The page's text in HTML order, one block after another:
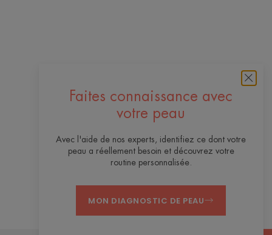
Faites connaissance avec
votre peau
Avec l'aide de nos experts, identifiez ce dont votre
peau a réellement besoin et découvrez votre
routine personnalisée.
MON DIAGNOSTIC DE PEAU